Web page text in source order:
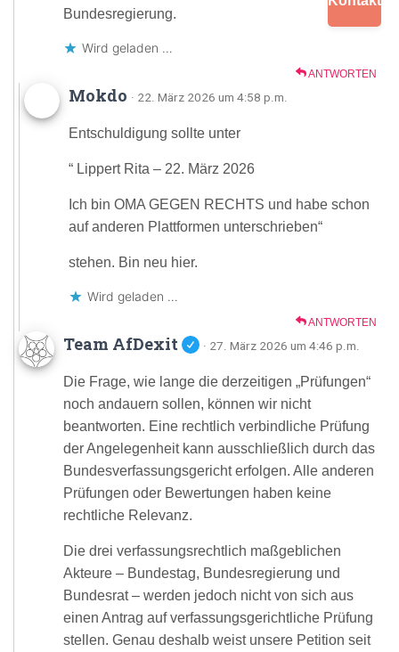
Bundesregierung.
Wird geladen …
ANTWORTEN
Mokdo · 22. März 2026 um 4:58 p.m.
Entschuldigung sollte unter
“ Lippert Rita – 22. März 2026
Ich bin OMA GEGEN RECHTS und habe schon
auf anderen Plattformen unterschrieben“
stehen. Bin neu hier.
Wird geladen …
ANTWORTEN
Team AfDexit · 27. März 2026 um 4:46 p.m.
Die Frage, wie lange die derzeitigen „Prüfungen“
noch andauern sollen, können wir nicht
beantworten. Eine rechtlich verbindliche Prüfung
der Angelegenheit kann ausschließlich durch das
Bundesverfassungsgericht erfolgen. Alle anderen
Prüfungen oder Bewertungen haben keine
rechtliche Relevanz.
Die drei verfassungsrechtlich maßgeblichen
Akteure – Bundestag, Bundesregierung und
Bundesrat – werden jedoch nicht von sich aus
einen Antrag auf verfassungsgerichtliche Prüfung
stellen. Genau deshalb weist unsere Petition seit